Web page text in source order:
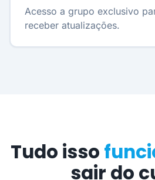
Acesso a grupo exclusivo
receber atualizações.
Tudo isso
sair do